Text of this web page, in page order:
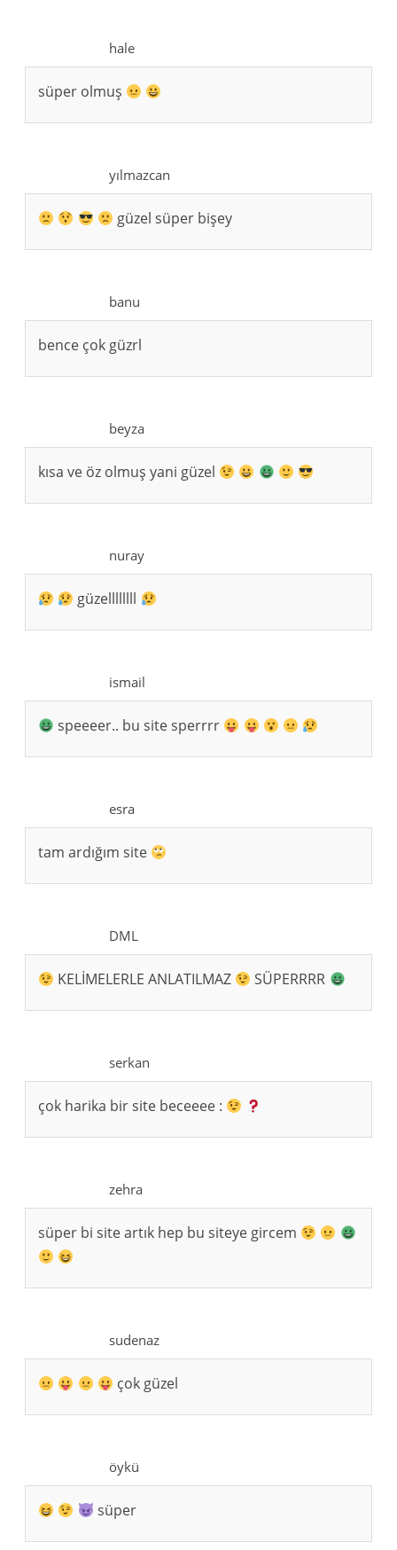
hale
süper olmuş
yılmazcan
güzel süper bişey
banu
bence çok güzrl
beyza
kısa ve öz olmuş yani güzel
nuray
güzellllllll
ismail
speeeer.. bu site sperrrr
esra
tam ardığım site
DML
KELİMELERLE ANLATILMAZ SÜPERRRR
serkan
çok harika bir site beceeee :
zehra
süper bi site artık hep bu siteye gircem
sudenaz
çok güzel
öykü
süper